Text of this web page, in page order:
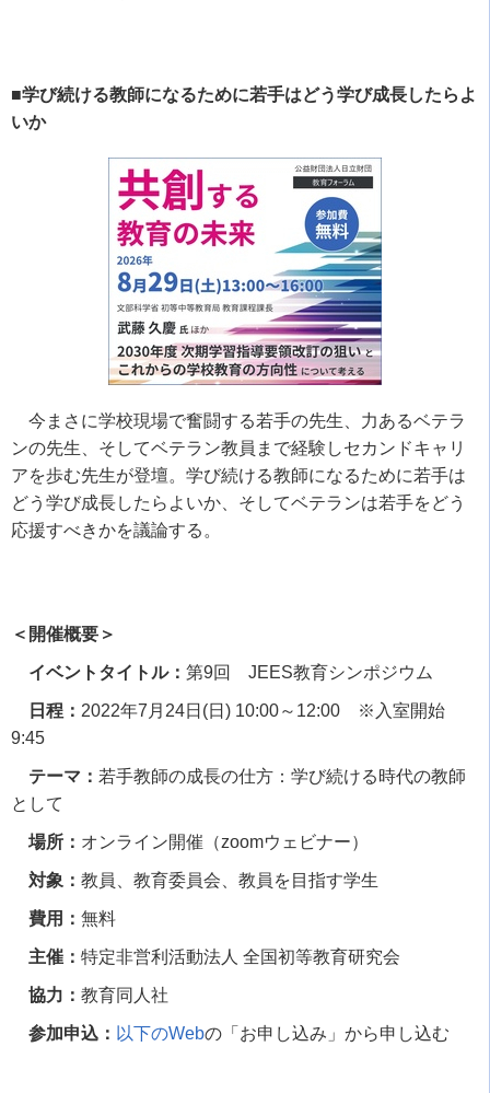
■学び続ける教師になるために若手はどう学び成長したらよ
いか
今まさに学校現場で奮闘する若手の先生、力あるベテラ
ンの先生、そしてベテラン教員まで経験しセカンドキャリ
アを歩む先生が登壇。学び続ける教師になるために若手は
どう学び成長したらよいか、そしてベテランは若手をどう
応援すべきかを議論する。
＜開催概要＞
イベントタイトル： 第9回 JEES教育シンポジウム
日程： 2022年7 月 24日 (日 ) 10:00～ 12:00 ※ 入室開始
9:45
テーマ： 若手教師の成長の仕方：学び続ける時代の教師
として
場所： オンライン開催（zoomウェビナー）
対象： 教員、教育委員会、教員を目指す学生
費用： 無料
主催： 特定非営利活動法人 全国初等教育研究会
協力： 教育同人社
参加申込： 以下のWebの「お申し込み」から申し込む